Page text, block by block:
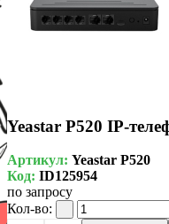
Yeastar P520 IP-
Артикул: Yeastar P520
Код: ID125954
по запросу
Кол-во: